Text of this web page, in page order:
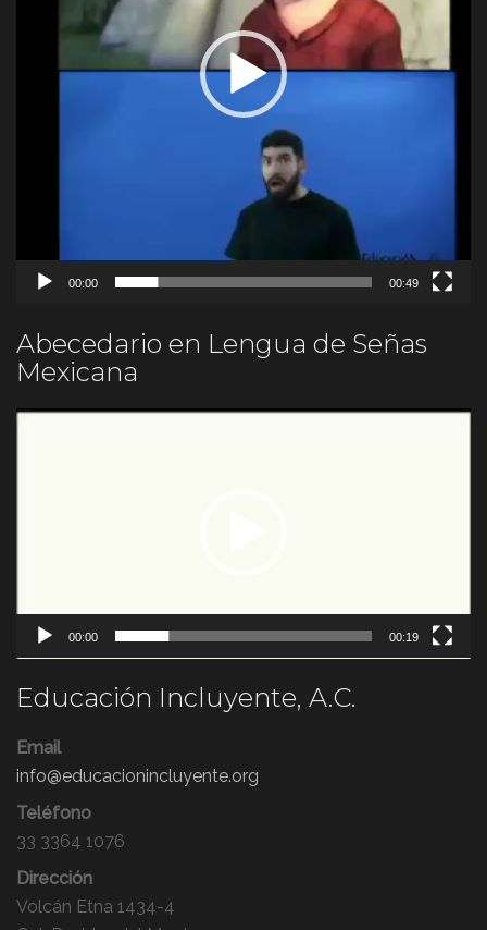
00:00 00:49
Abecedario en Lengua de Señas
Mexicana
Reproductor
00:00 00:19
Educación Incluyente, A.C.
Email
info@educacionincluyente.org
Teléfono
33 3364 1076
Dirección
Volcán Etna 1434-4